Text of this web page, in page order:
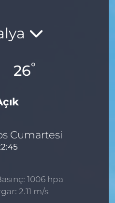
26°
Cumartesi
1006 hpa
2.11 m/s